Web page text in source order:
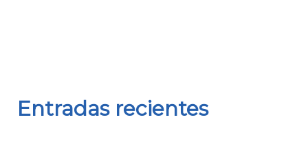
p
Entradas recientes